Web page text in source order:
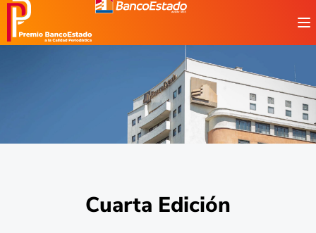
Cuarta Edición